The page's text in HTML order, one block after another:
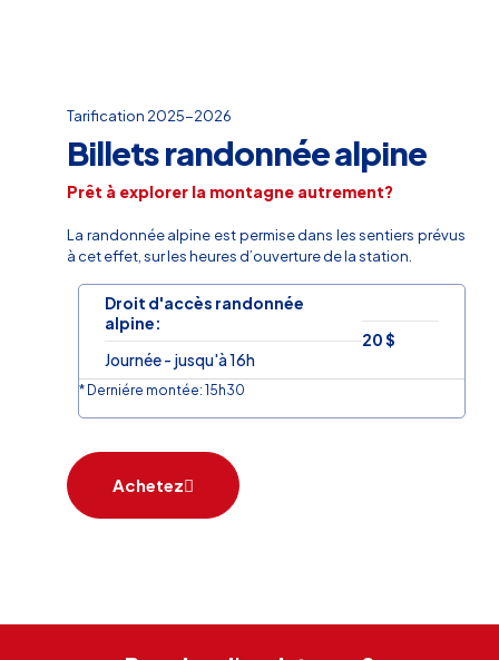
Tarification 2025-2026
Billets randonnée alpine
Prêt à explorer la montagne autrement?
La randonnée alpine est permise dans les sentiers prévus
à cet effet, sur les heures d’ouverture de la station.
Droit d'accès randonnée
alpine:
Journée - jusqu'à 16h
20 $
* Derniére montée: 15h30
Achetez